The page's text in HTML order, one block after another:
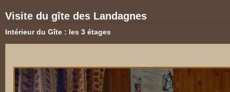
Visite du gîte des Landagnes
Intérieur du Gîte : les 3 étages